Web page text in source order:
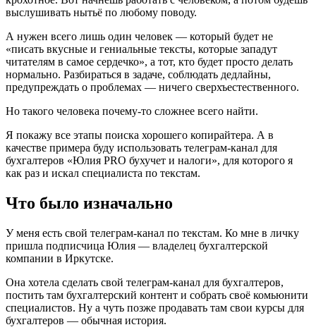
выслушивать нытьё по любому поводу.
А нужен всего лишь один человек — который будет не
«писать вкусные и гениальные тексты, которые западут
читателям в самое сердечко», а тот, кто будет просто делать
нормально. Разбираться в задаче, соблюдать дедлайны,
предупреждать о проблемах — ничего сверхъестественного.
Но такого человека почему-то сложнее всего найти.
Я покажу все этапы поиска хорошего копирайтера. А в
качестве примера буду использовать телеграм-канал для
бухгалтеров «Юлия PRO бухучет и налоги», для которого я
как раз и искал специалиста по текстам.
Что было изначально
У меня есть свой телеграм-канал по текстам. Ко мне в личку
пришла подписчица Юлия — владелец бухгалтерской
компании в Иркутске.
Она хотела сделать свой телеграм-канал для бухгалтеров,
постить там бухгалтерский контент и собрать своё комьюнити
специалистов. Ну а чуть позже продавать там свои курсы для
бухгалтеров — обычная история.